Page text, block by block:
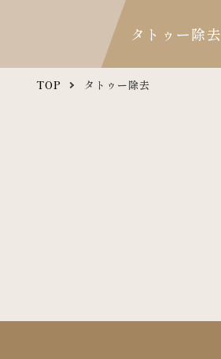
タトゥー除去
TOP タトゥー除去